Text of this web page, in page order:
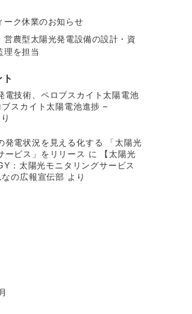
ーク休業のお知らせ
営農型太陽光発電設備の設計・資
理を担当
電技術、ペロブスカイト太陽電池
ブスカイト太陽電池進捗 –
発電状況を見える化する 「太陽光
ービス」をリリース に
【太陽光
：太陽光モニタリングサービス
の広報宣伝部 より